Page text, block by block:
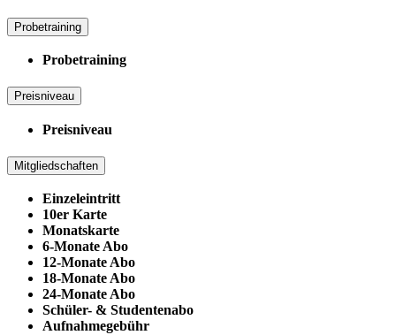
Probetraining
Probetraining
Preisniveau
Preisniveau
Mitgliedschaften
Einzeleintritt
10er Karte
Monatskarte
6-Monate Abo
12-Monate Abo
18-Monate Abo
24-Monate Abo
Schüler- & Studentenabo
Aufnahmegebühr